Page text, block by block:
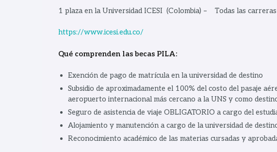
1 plaza en la Universidad ICESI (Colombia) – Todas las
https://www.icesi.edu.co/
Qué comprenden las becas PILA:
Exención de pago de matrícula en la universidad de destino
Subsidio de aproximadamente el 100% del costo del pasaje
aeropuerto internacional más cercano a la UNS y como
Seguro de asistencia de viaje OBLIGATORIO a cargo del
Alojamiento y manutención a cargo de la universidad de
Reconocimiento académico de las materias cursadas y